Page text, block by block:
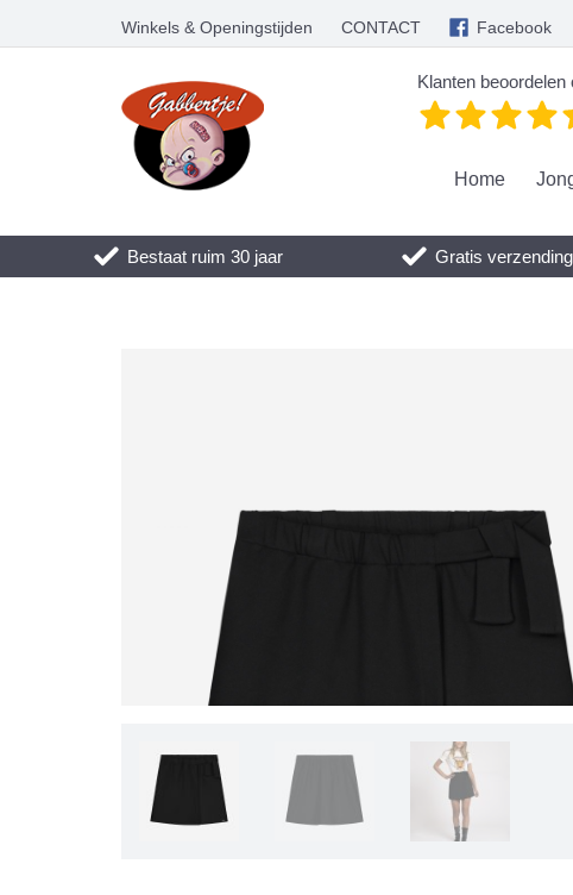
Winkels & Openingstijden CONTACT Facebook
Klanten
Home
Bestaat ruim 30 jaar Gratis